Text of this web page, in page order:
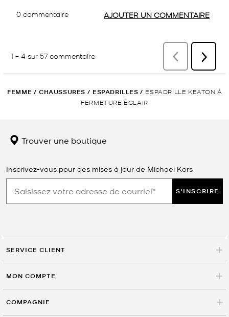
FEMME / CHAUSSURES / ESPADRILLES / ESPADRILLE KEATON À
FERMETURE ÉCLAIR
Trouver une boutique
Inscrivez-vous pour des mises à jour de Michael Kors
S'INSCRIRE
SERVICE CLIENT
MON COMPTE
COMPAGNIE